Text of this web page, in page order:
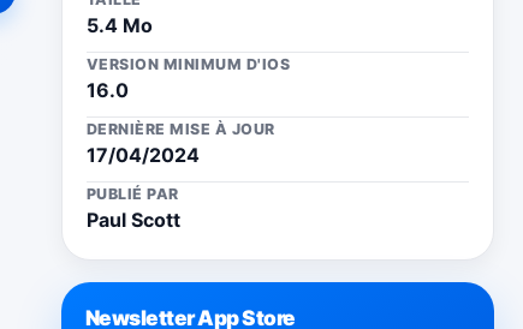
5.4 Mo
VERSION MINIMUM D'IOS
16.0
DERNIÈRE MISE À JOUR
17/04/2024
PUBLIÉ PAR
Paul Scott
Newsletter App Store